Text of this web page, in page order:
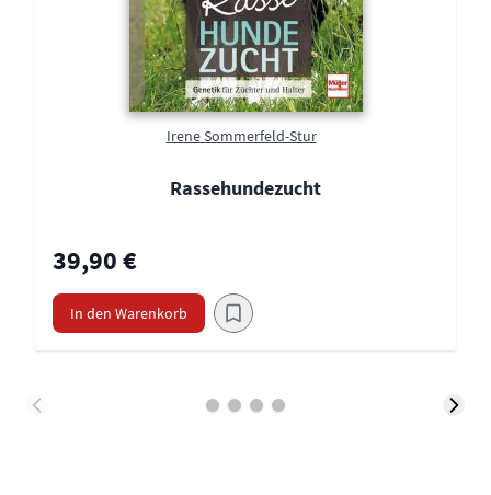
Irene Sommerfeld-Stur
Rassehundezucht
39,90 €
In den Warenkorb